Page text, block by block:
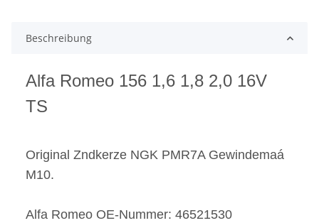
Beschreibung
Alfa Romeo 156 1,6 1,8 2,0 16V
TS
Original Zndkerze NGK PMR7A Gewindemaá
M10.
Alfa Romeo OE-Nummer: 46521530